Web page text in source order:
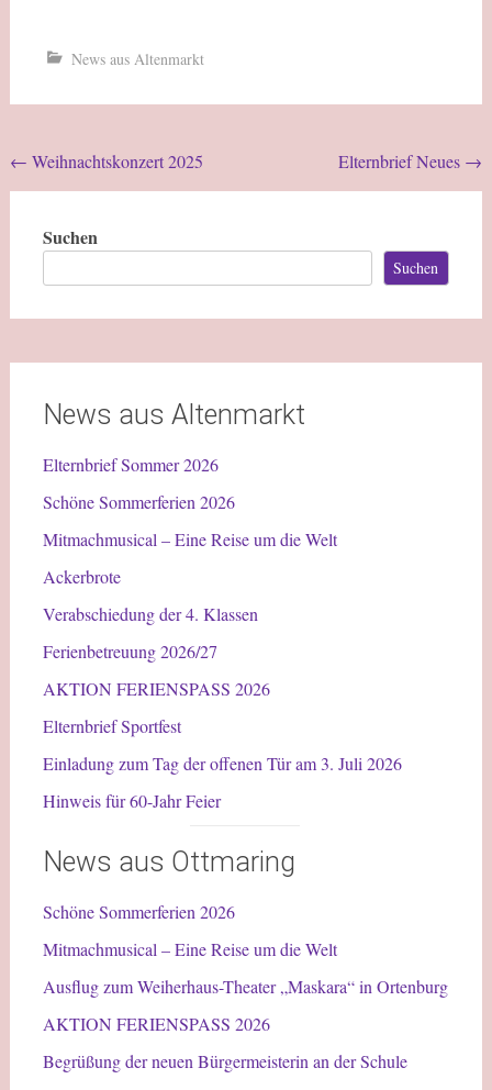
News aus Altenmarkt
← Weihnachtskonzert 2025 Elternbrief Neues →
Suchen
Suchen
News aus Altenmarkt
Elternbrief Sommer 2026
Schöne Sommerferien 2026
Mitmachmusical – Eine Reise um die Welt
Ackerbrote
Verabschiedung der 4. Klassen
Ferienbetreuung 2026/27
AKTION FERIENSPASS 2026
Elternbrief Sportfest
Einladung zum Tag der offenen Tür am 3. Juli 2026
Hinweis für 60-Jahr Feier
News aus Ottmaring
Schöne Sommerferien 2026
Mitmachmusical – Eine Reise um die Welt
Ausflug zum Weiherhaus-Theater „Maskara“ in Ortenburg
AKTION FERIENSPASS 2026
Begrüßung der neuen Bürgermeisterin an der Schule